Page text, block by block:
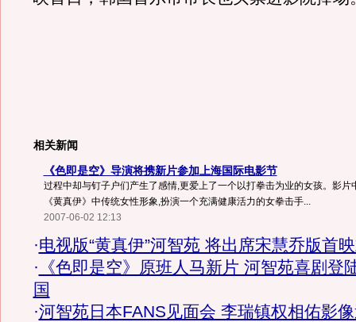
相关新闻
《色即是空》导演将携新片参加上海国际电影节
过程中却与钉子户们产生了感情,更爱上了一个以打拳击为业的女孩。影片
《黄真伊》中传统女性形象,扮演一个充满健康活力的女拳击手...
2007-06-02 12:13
·电视版“黄真伊”河智苑 将出席宋慧乔版首
· 《色即是空》原班人马新片 河智苑喜剧登
国
·河智苑日本FANS见面会 李瑞镇权相佑影